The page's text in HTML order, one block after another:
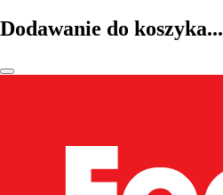
Dodawanie do koszyka...